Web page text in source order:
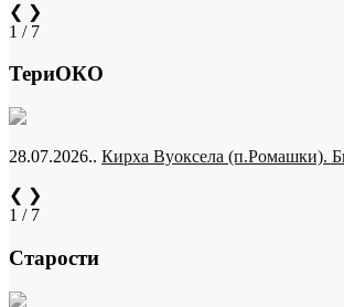
❮ ❯
1 / 7
ТериОКО
28.07.2026.. Кирха Вуоксела (п.Ромашки).
❮ ❯
1 / 7
Старости